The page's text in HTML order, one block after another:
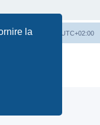
la
Tutti gli orari sono UTC+02:00